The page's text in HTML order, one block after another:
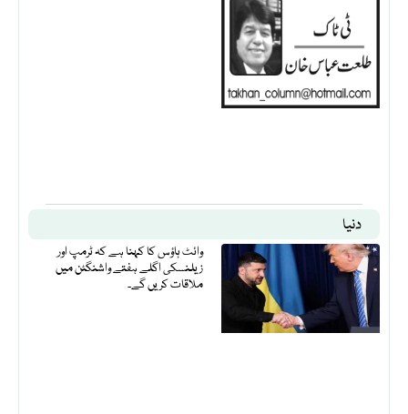
دنیا
وائٹ ہاؤس کا کہنا ہے کہ ٹرمپ اور
زیلنسکی اگلے ہفتے واشنگٹن میں
ملاقات کریں گے۔